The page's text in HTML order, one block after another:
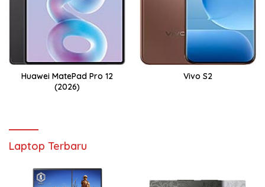
Huawei MatePad Pro 12
(2026)
Vivo S2
Laptop Terbaru